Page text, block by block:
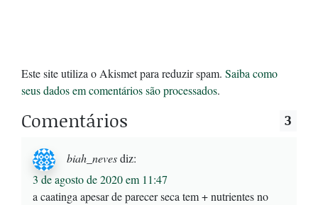
Este site utiliza o Akismet para reduzir spam. Saiba como
seus dados em comentários são processados.
Comentários 3
biah_nevesdiz:
3 de agosto de 2020 em 11:47
a caatinga apesar de parecer seca tem + nutrientes no